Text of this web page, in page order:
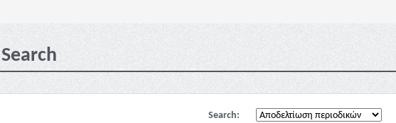
Search
Search: